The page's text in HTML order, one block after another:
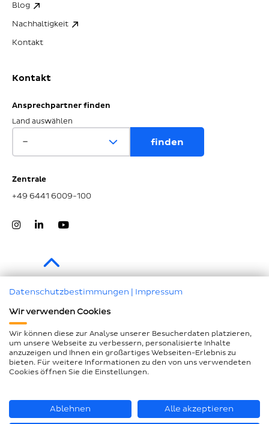
Blog
Nachhaltigkeit
Kontakt
Kontakt
Ansprechpartner finden
Land auswählen
Zentrale
+49 6441 6009-100
Impressum
Datenschutz
Compliance
AEB und LkSG
Seitenübersicht
Datenschutzbestimmungen | Impressum
Wir verwenden Cookies
Wir können diese zur Analyse unserer Besucherdaten platzieren,
um unsere Webseite zu verbessern, personalisierte Inhalte
anzuzeigen und Ihnen ein großartiges Webseiten-Erlebnis zu
bieten. Für weitere Informationen zu den von uns verwendeten
Cookies öffnen Sie die Einstellungen.
Ablehnen Alle akzeptieren